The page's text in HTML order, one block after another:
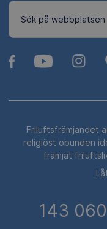
Sök på webbplatsen
Friluftsfrämjandet
religiöst obunden
främjat
143 060